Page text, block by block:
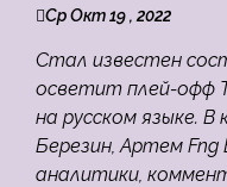
Ср Окт 19 , 2022
Стал известен
осветит плей-офф
на русском языке. В
Березин, Артем
аналитики,